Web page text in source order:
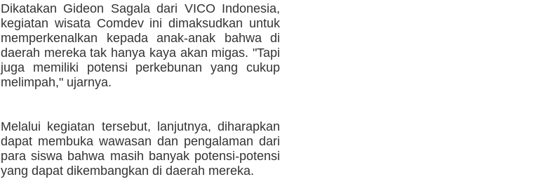
Dikatakan Gideon Sagala dari VICO Indonesia,
kegiatan wisata Comdev ini dimaksudkan untuk
memperkenalkan kepada anak-anak bahwa di
daerah mereka tak hanya kaya akan migas. "Tapi
juga memiliki potensi perkebunan yang cukup
melimpah," ujarnya.
Melalui kegiatan tersebut, lanjutnya, diharapkan
dapat membuka wawasan dan pengalaman dari
para siswa bahwa masih banyak potensi-potensi
yang dapat dikembangkan di daerah mereka.